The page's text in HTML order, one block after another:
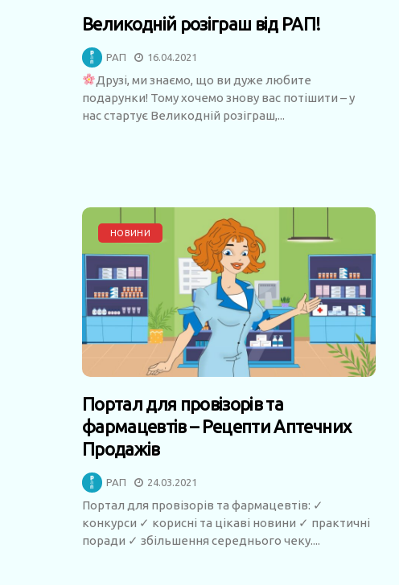
Великодній розіграш від РАП!
РАП 16.04.2021
Друзі, ми знаємо, що ви дуже любите
подарунки! Тому хочемо знову вас потішити – у
нас стартує Великодній розіграш,...
НОВИНИ
Портал для провізорів та
фармацевтів – Рецепти Аптечних
Продажів
РАП 24.03.2021
Портал для провізорів та фармацевтів: ✓
конкурси ✓ корисні та цікаві новини ✓ практичні
поради ✓ збільшення середнього чеку....